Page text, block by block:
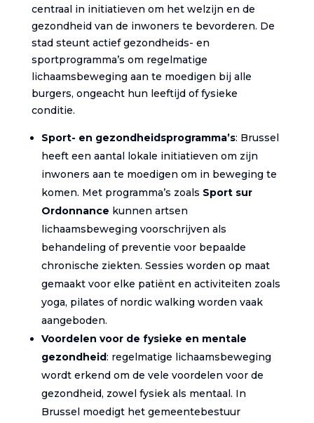
centraal in initiatieven om het welzijn en de
gezondheid van de inwoners te bevorderen. De
stad steunt actief gezondheids- en
sportprogramma’s om regelmatige
lichaamsbeweging aan te moedigen bij alle
burgers, ongeacht hun leeftijd of fysieke
conditie.
Sport- en gezondheidsprogramma’s: Brussel
heeft een aantal lokale initiatieven om zijn
inwoners aan te moedigen om in beweging te
komen. Met programma’s zoals Sport sur
Ordonnance kunnen artsen
lichaamsbeweging voorschrijven als
behandeling of preventie voor bepaalde
chronische ziekten. Sessies worden op maat
gemaakt voor elke patiënt en activiteiten zoals
yoga, pilates of nordic walking worden vaak
aangeboden.
Voordelen voor de fysieke en mentale
gezondheid: regelmatige lichaamsbeweging
wordt erkend om de vele voordelen voor de
gezondheid, zowel fysiek als mentaal. In
Brussel moedigt het gemeentebestuur